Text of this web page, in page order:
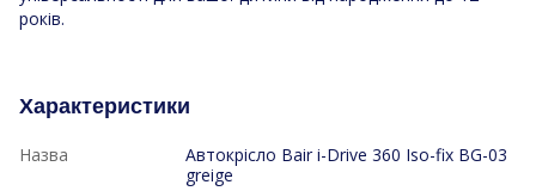
років.
Характеристики
Назва
Aвтокрісло Bair i-Drive 360 Iso-fix BG-03
greige